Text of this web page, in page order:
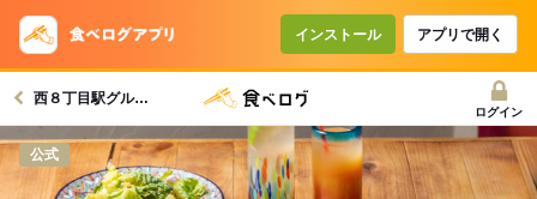
インストール アプリで開く
西８丁目駅グルメへ
ログイン
公式
コースで使えるクーポン
戻る
クーポンを利用せず予約する